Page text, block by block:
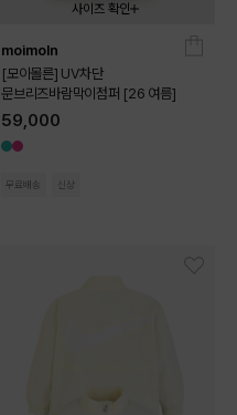
사이즈 확인
090
moimoln
[모이몰른] UV차단
문브리즈바람막이점퍼 [26 여름]
59,000
무료배송 신상